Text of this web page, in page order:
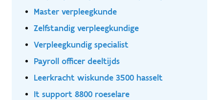
Master verpleegkunde
Zelfstandig verpleegkundige
Verpleegkundig specialist
Payroll officer deeltijds
Leerkracht wiskunde 3500 hasselt
It support 8800 roeselare